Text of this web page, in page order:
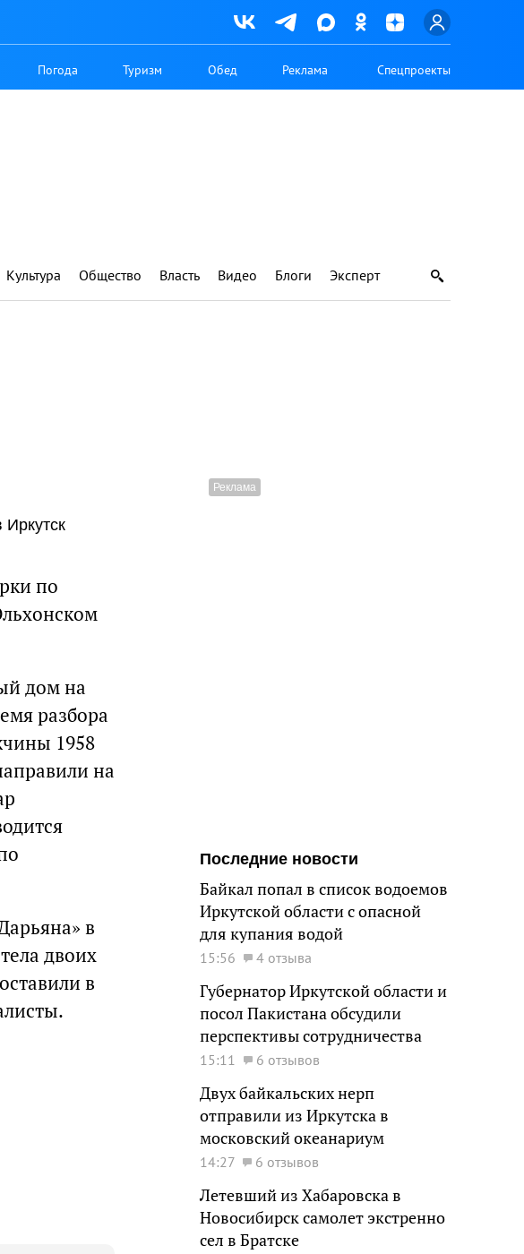
Погода Туризм Обед Реклама Спецпроекты
Культура Общество Власть Видео Блоги Эксперт
по
дом на
разбора
1958
на
в
двоих
в
Последние новости
Байкал попал в список водоемов
Иркутской области с опасной
для купания водой
15:56 4 отзыва
Губернатор Иркутской области и
посол Пакистана обсудили
перспективы сотрудничества
15:11 6 отзывов
Двух байкальских нерп
отправили из Иркутска в
московский океанариум
14:27 6 отзывов
Летевший из Хабаровска в
Новосибирск самолет экстренно
сел в Братске